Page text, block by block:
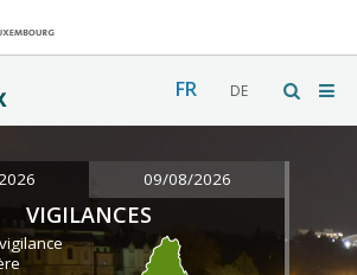
FR DE
09/08/2026
VIGILANCES